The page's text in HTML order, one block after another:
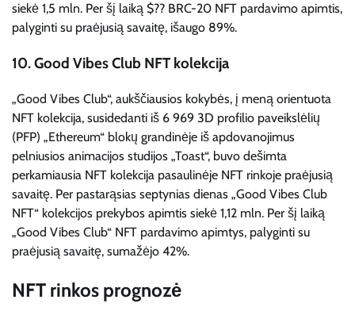
siekė 1,5 mln. Per šį laiką $?? BRC-20 NFT pardavimo apimtis,
palyginti su praėjusią savaitę, išaugo 89%.
10. Good Vibes Club NFT kolekcija
„Good Vibes Club“, aukščiausios kokybės, į meną orientuota
NFT kolekcija, susidedanti iš 6 969 3D profilio paveikslėlių
(PFP) „Ethereum“ blokų grandinėje iš apdovanojimus
pelniusios animacijos studijos „Toast“, buvo dešimta
perkamiausia NFT kolekcija pasaulinėje NFT rinkoje praėjusią
savaitę. Per pastarąsias septynias dienas „Good Vibes Club
NFT“ kolekcijos prekybos apimtis siekė 1,12 mln. Per šį laiką
„Good Vibes Club“ NFT pardavimo apimtys, palyginti su
praėjusią savaitę, sumažėjo 42%.
NFT rinkos prognozė